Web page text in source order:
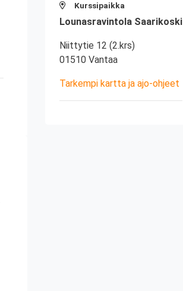
Kurssipaikka
Lounasravintola Saarikoski
Niittytie 12 (2.krs)
01510 Vantaa
Tarkempi kartta ja ajo-ohjeet